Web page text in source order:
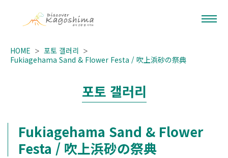
HOME
포토 갤러리
Fukiagehama Sand & Flower Festa / 吹上浜砂の祭典
포토 갤러리
Fukiagehama Sand & Flower
Festa / 吹上浜砂の祭典